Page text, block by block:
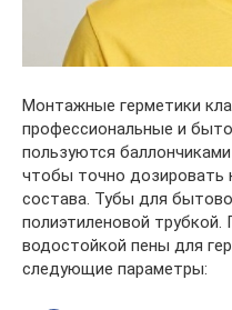
Монтажные герметики
профессиональные и
пользуются
чтобы точно дозировать
состава. Тубы для
полиэтиленовой
водостойкой пены для
следующие параметры: